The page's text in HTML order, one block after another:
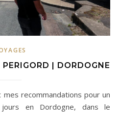
| DORDOGNE
en Dordogne, dans le